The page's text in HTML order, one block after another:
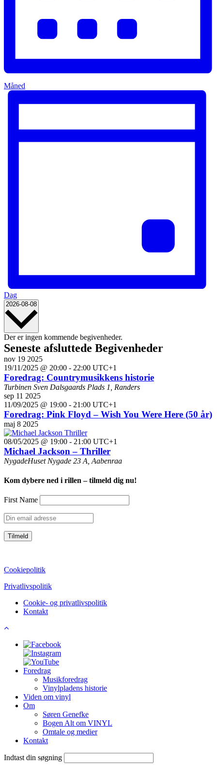
Måned
Dag
2026-08-08 Vælg
Kalender
af
Begivenheder
Der er ingen kommende begivenheder.
Seneste afsluttede Begivenheder
nov 19 2025
19/11/2025 @ 20:00 - 22:00 UTC+1
Foredrag: Countrymusikkens historie
Turbinen Sven Dalsgaards Plads 1, Randers
sep 11 2025
11/09/2025 @ 19:00 - 21:00 UTC+1
Foredrag: Pink Floyd – Wish You Were Here (50 år)
maj 8 2025
08/05/2025 @ 19:00 - 21:00 UTC+1
Michael Jackson – Thriller
NygadeHuset Nygade 23 A, Aabenraa
Kom dybere ned i rillen – tilmeld dig nu!
First Name
Cookiepolitik
Privatlivspolitik
Cookie- og privatlivspolitik
Kontakt
Foredrag
Musikforedrag
Vinylpladens historie
Viden om vinyl
Om
Søren Genefke
Bogen Alt om VINYL
Omtale og medier
Kontakt
Indtast din søgning